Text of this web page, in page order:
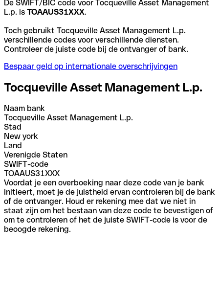
De SWIFT/BIC code voor Tocqueville Asset Management
L.p. is TOAAUS31XXX.
Toch gebruikt Tocqueville Asset Management L.p.
verschillende codes voor verschillende diensten.
Controleer de juiste code bij de ontvanger of bank.
Bespaar geld op internationale overschrijvingen
Tocqueville Asset Management L.p.
Naam bank
Tocqueville Asset Management L.p.
Stad
New york
Land
Verenigde Staten
SWIFT-code
TOAAUS31XXX
Voordat je een overboeking naar deze code van je bank
initieert, moet je de juistheid ervan controleren bij de bank
of de ontvanger. Houd er rekening mee dat we niet in
staat zijn om het bestaan van deze code te bevestigen of
om te controleren of het de juiste SWIFT-code is voor de
beoogde rekening.